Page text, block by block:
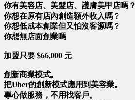
你有美容店、美髮店、護膚美甲店嗎？
你想在原有店內創造額外收入嗎？
你想低成本創業但又怕沒客源嗎？
你想無店面創業嗎
加盟只要 $66,000 元
創新商業模式。
把Uber的創新模式應用到美容業。
專心做服務，不用找客戶。